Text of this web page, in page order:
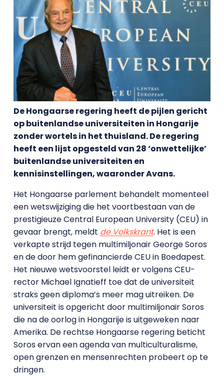
De Hongaarse regering heeft de pijlen gericht
op buitenlandse universiteiten in Hongarije
zonder wortels in het thuisland. De regering
heeft een lijst opgesteld van 28 ‘onwettelijke’
buitenlandse universiteiten en
kennisinstellingen, waaronder Avans.
Het Hongaarse parlement behandelt momenteel
een wetswijziging die het voortbestaan van de
prestigieuze Central European University (CEU) in
gevaar brengt, meldt de Volkskrant. Het is een
verkapte strijd tegen multimiljonair George Soros
en de door hem gefinancierde CEU in Boedapest.
Het nieuwe wetsvoorstel leidt er volgens CEU-
rector Michael Ignatieff toe dat de universiteit
straks geen diploma’s meer mag uitreiken. De
universiteit is opgericht door multimiljonair Soros
die na de oorlog in Hongarije is uitgeweken naar
Amerika. De rechtse Hongaarse regering beticht
Soros ervan een agenda van multiculturalisme,
open grenzen en mensenrechten probeert op te
dringen.